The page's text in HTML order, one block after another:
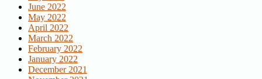
June 2022
May 2022
April 2022
March 2022
February 2022
January 2022
December 2021